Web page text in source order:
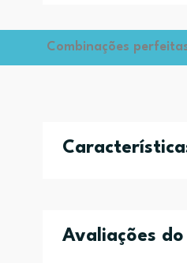
Combinações
Avaliações